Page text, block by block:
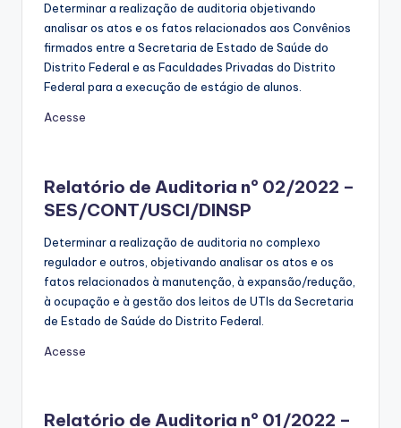
Determinar a realização de auditoria objetivando
analisar os atos e os fatos relacionados aos Convênios
firmados entre a Secretaria de Estado de Saúde do
Distrito Federal e as Faculdades Privadas do Distrito
Federal para a execução de estágio de alunos.
Acesse
Relatório de Auditoria nº 02/2022 –
SES/CONT/USCI/DINSP
Determinar a realização de auditoria no complexo
regulador e outros, objetivando analisar os atos e os
fatos relacionados à manutenção, à expansão/redução,
à ocupação e à gestão dos leitos de UTIs da Secretaria
de Estado de Saúde do Distrito Federal.
Acesse
Relatório de Auditoria nº 01/2022 –